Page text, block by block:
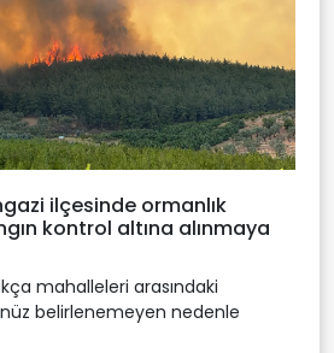
ilçesinde ormanlık
kontrol altına alınmaya
mahalleleri arasındaki
belirlenemeyen nedenle